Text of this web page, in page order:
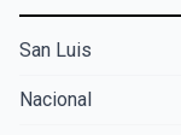
San Luis
Nacional